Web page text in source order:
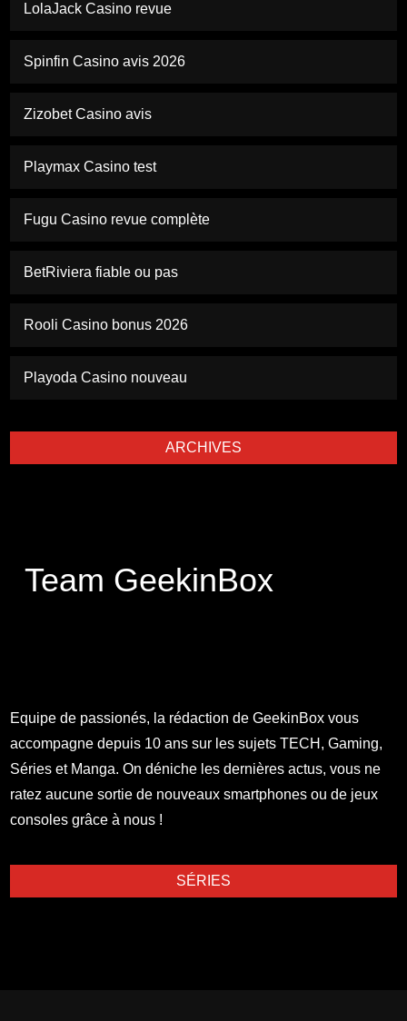
LolaJack Casino revue
Spinfin Casino avis 2026
Zizobet Casino avis
Playmax Casino test
Fugu Casino revue complète
BetRiviera fiable ou pas
Rooli Casino bonus 2026
Playoda Casino nouveau
ARCHIVES
Team GeekinBox
Equipe de passionés, la rédaction de GeekinBox vous
accompagne depuis 10 ans sur les sujets TECH, Gaming,
Séries et Manga. On déniche les dernières actus, vous ne
ratez aucune sortie de nouveaux smartphones ou de jeux
consoles grâce à nous !
SÉRIES